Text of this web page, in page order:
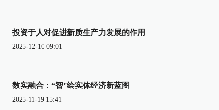
投资于人对促进新质生产力发展的作用
2025-12-10 09:01
数实融合：“智”绘实体经济新蓝图
2025-11-19 15:41